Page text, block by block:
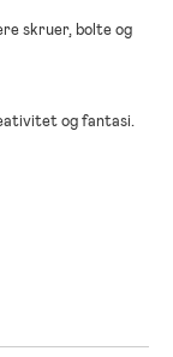
skruer, bolte og
og fantasi.